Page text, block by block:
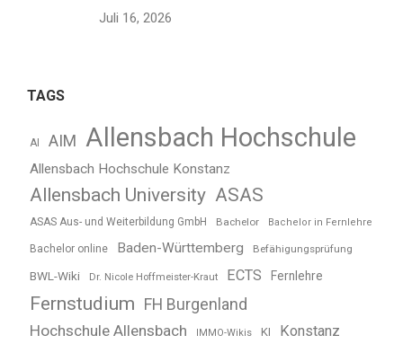
Juli 16, 2026
TAGS
AI AIM Allensbach Hochschule
Allensbach Hochschule Konstanz
Allensbach University ASAS
ASAS Aus- und Weiterbildung GmbH Bachelor Bachelor in Fernlehre
Bachelor online Baden-Württemberg Befähigungsprüfung
BWL-Wiki Dr. Nicole Hoffmeister-Kraut ECTS Fernlehre
Fernstudium FH Burgenland
Hochschule Allensbach
IMMO-Wikis KI Konstanz